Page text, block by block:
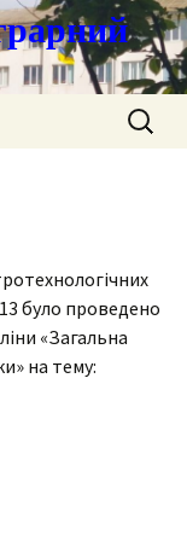
Пошук:
технологічних
13 було проведено
«Загальна
» на тему: